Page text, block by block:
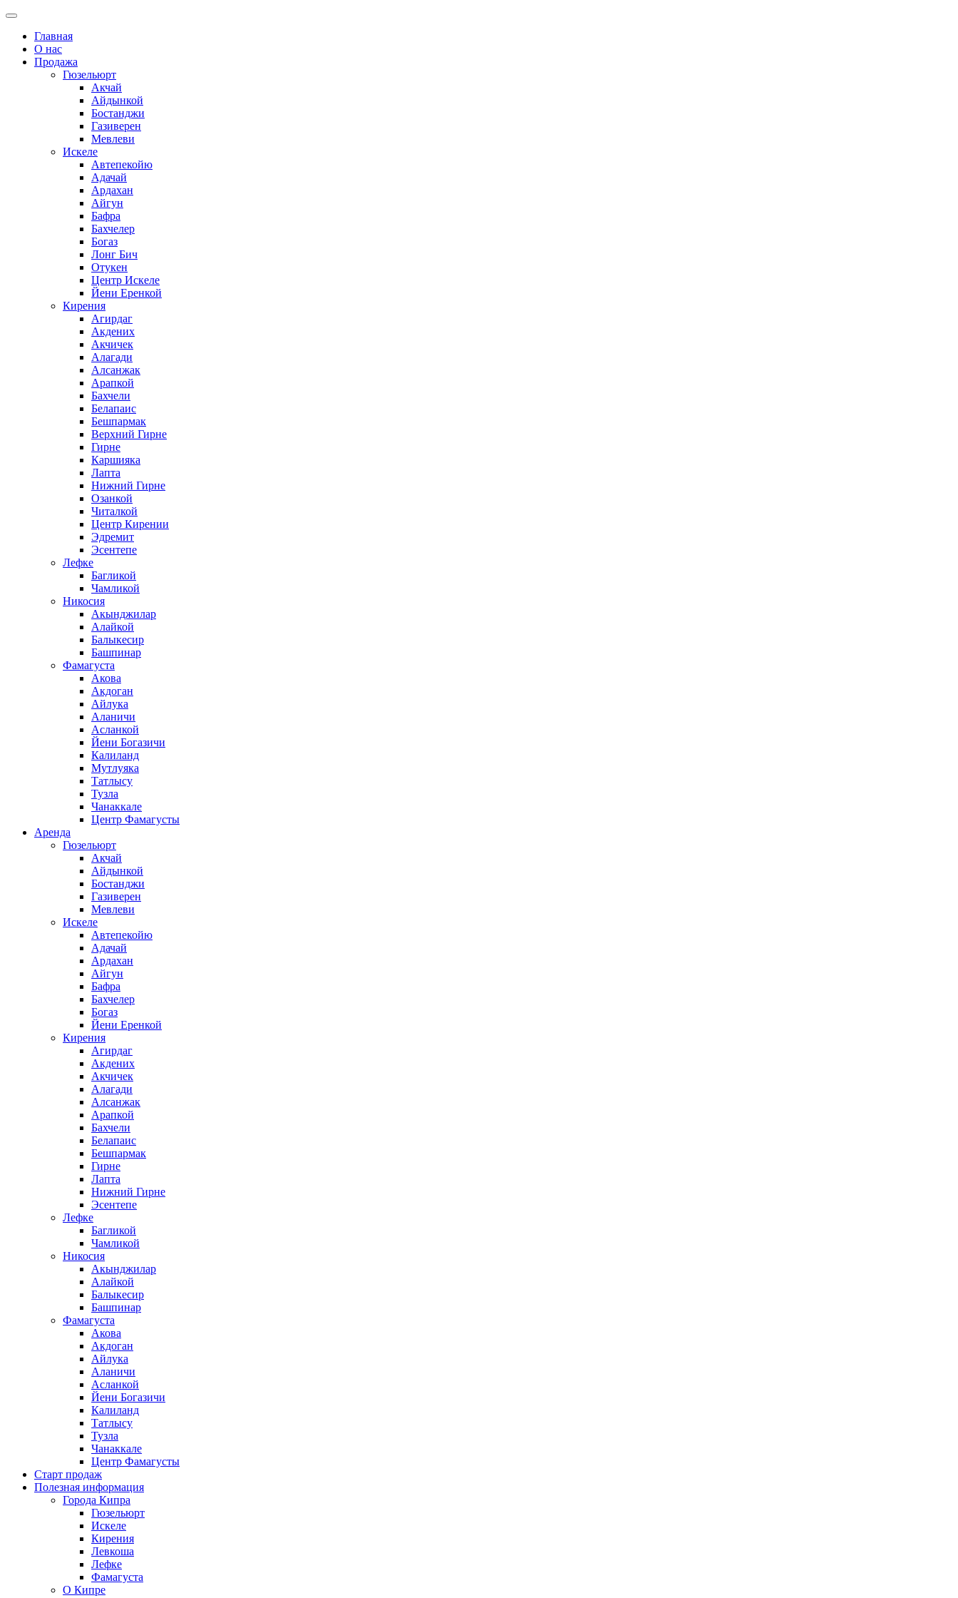
Главная
О нас
Продажа
Гюзельюрт
Акчай
Айдынкой
Бостанджи
Газиверен
Мевлеви
Искеле
Автепекойю
Адачай
Ардахан
Айгун
Бафра
Бахчелер
Богаз
Лонг Бич
Отукен
Центр Искеле
Йени Еренкой
Кирения
Агирдаг
Акдених
Акчичек
Алагади
Алсанжак
Арапкой
Бахчели
Белапаис
Бешпармак
Верхний Гирне
Гирне
Каршияка
Лапта
Нижний Гирне
Озанкой
Читалкой
Центр Кирении
Эдремит
Эсентепе
Лефке
Багликой
Чамликой
Никосия
Акынджилар
Алайкой
Балыкесир
Башпинар
Фамагуста
Акова
Акдоган
Айлука
Аланичи
Асланкой
Йени Богазичи
Калиланд
Мутлуяка
Татлысу
Тузла
Чанаккале
Центр Фамагусты
Аренда
Гюзельюрт
Акчай
Айдынкой
Бостанджи
Газиверен
Мевлеви
Искеле
Автепекойю
Адачай
Ардахан
Айгун
Бафра
Бахчелер
Богаз
Йени Еренкой
Кирения
Агирдаг
Акдених
Акчичек
Алагади
Алсанжак
Арапкой
Бахчели
Белапаис
Бешпармак
Гирне
Лапта
Нижний Гирне
Эсентепе
Лефке
Багликой
Чамликой
Никосия
Акынджилар
Алайкой
Балыкесир
Башпинар
Фамагуста
Акова
Акдоган
Айлука
Аланичи
Асланкой
Йени Богазичи
Калиланд
Татлысу
Тузла
Чанаккале
Центр Фамагусты
Старт продаж
Полезная информация
Города Кипра
Гюзельюрт
Искеле
Кирения
Левкоша
Лефке
Фамагуста
О Кипре